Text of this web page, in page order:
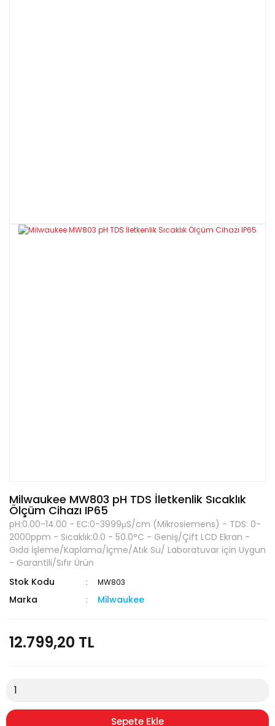
Milwaukee MW803 pH TDS İletkenlik Sıcaklık
Ölçüm Cihazı IP65
pH:0.00-14.00 - EC:0-3999μS/cm (Mikrosiemens) - TDS: 0-
2000ppm - Sıcaklık:0.0 - 50.0°C - Geniş/Çift LCD Ekran -
Gıda İşleme/Kaplama/İçme/Atık Su/ Laboratuvar için Uygun
- Garantili/Sıfır Ürün
Stok Kodu
MW803
Marka Milwaukee
12.799,20 TL
Sepete Ekle